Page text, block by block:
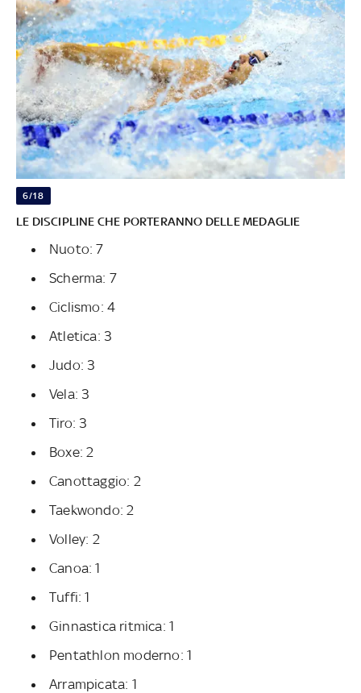
6/18
LE DISCIPLINE CHE PORTERANNO DELLE MEDAGLIE
Nuoto: 7
Scherma: 7
Ciclismo: 4
Atletica: 3
Judo: 3
Vela: 3
Tiro: 3
Boxe: 2
Canottaggio: 2
Taekwondo: 2
Volley: 2
Canoa: 1
Tuffi: 1
Ginnastica ritmica: 1
Pentathlon moderno: 1
Arrampicata: 1